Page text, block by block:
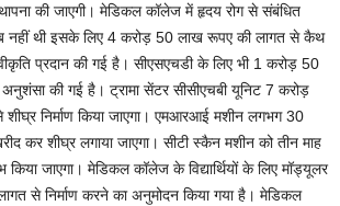
की जाएगी। मेडिकल कॉलेज में हृदय रोग से संबंधित
नहीं थी इसके लिए 4 करोड़ 50 लाख रूपए की लागत से कैथ
प्रदान की गई है। सीएसएचडी के लिए भी 1 करोड़ 50
की गई है। ट्रामा सेंटर सीसीएचबी यूनिट 7 करोड़
निर्माण किया जाएगा। एमआरआई मशीन लगभग 30
कर शीघ्र लगाया जाएगा। सीटी स्कैन मशीन को तीन माह
किया जाएगा। मेडिकल कॉलेज के विद्यार्थियों के लिए मॉड्यूलर
से निर्माण करने का अनुमोदन किया गया है। मेडिकल